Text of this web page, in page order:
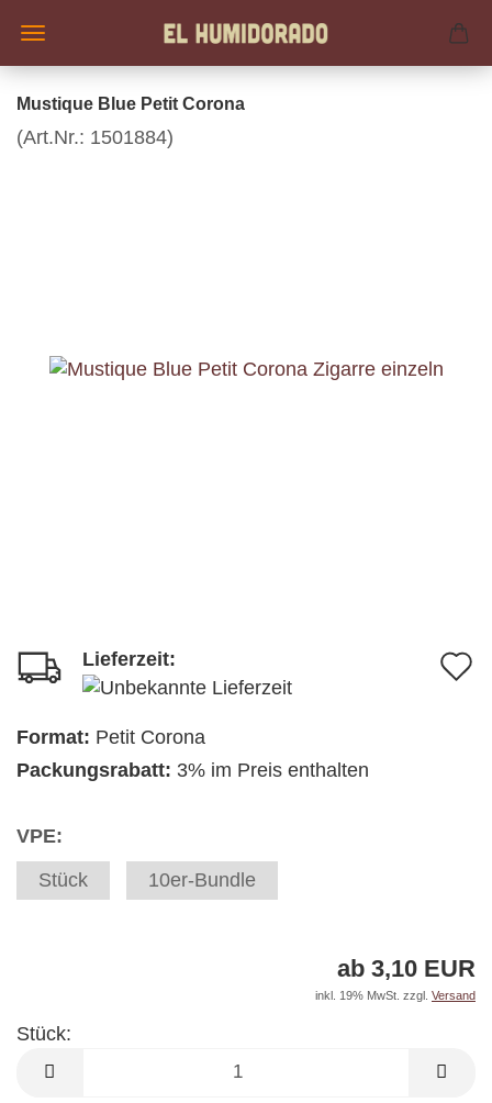
Mustique Blue Petit Corona
(Art.Nr.: 1501884)
Lieferzeit:
Format: Petit Corona
Packungsrabatt: 3% im Preis enthalten
VPE:
Stück
10er-Bundle
ab 3,10 EUR
inkl. 19% MwSt. zzgl. Versand
Stück:
Stück